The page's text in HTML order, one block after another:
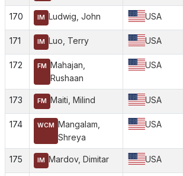
170 IM Ludwig, John USA
171 IM Luo, Terry USA
172 FM Mahajan,
Rushaan
USA
173 FM Maiti, Milind USA
174 WCM Mangalam,
Shreya
USA
175 IM Mardov, Dimitar USA